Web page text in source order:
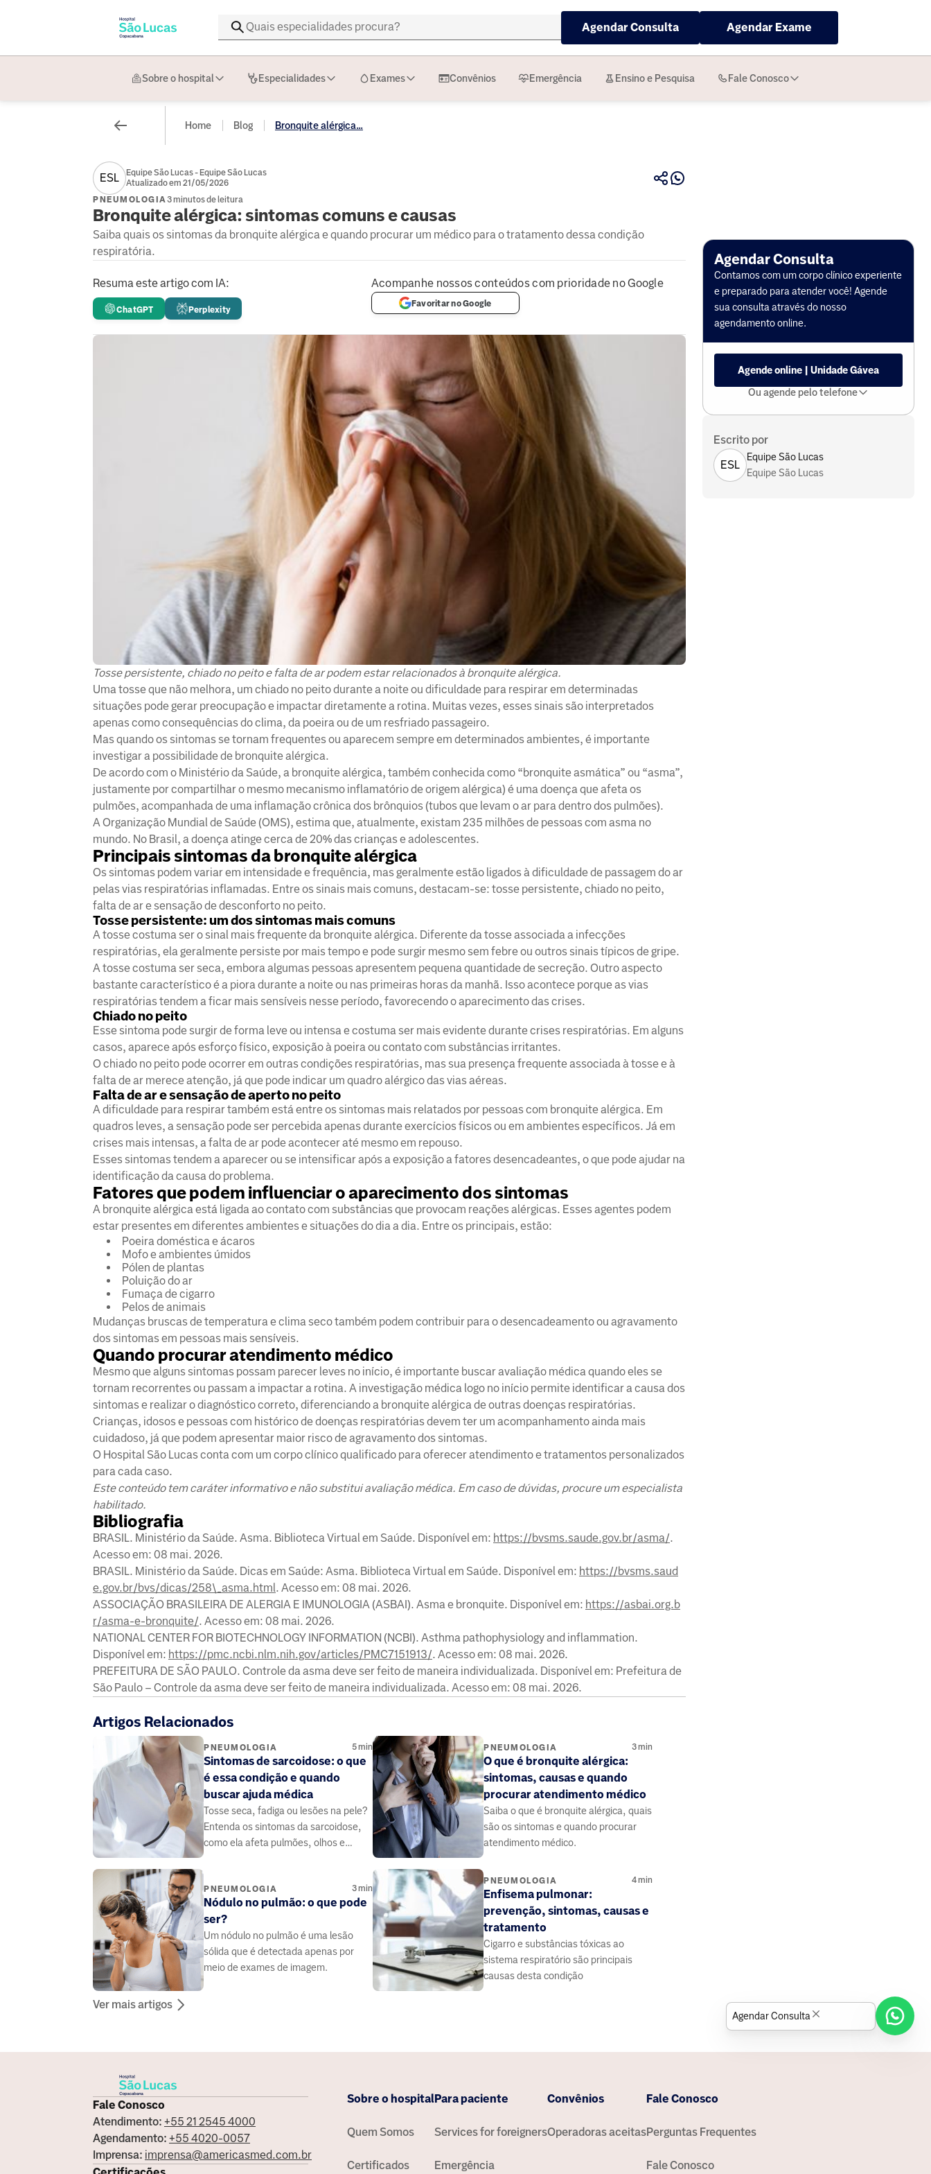
Agendar Consulta Agendar Exame
Sobre o hospital Especialidades Exames Convênios Emergência Ensino e Pesquisa Fale Conosco
Home Blog Bronquite alérgica...
ESL
Equipe São Lucas - Equipe São Lucas
Atualizado em 21/05/2026
PNEUMOLOGIA3 minutos de leitura
Bronquite alérgica: sintomas comuns e causas
Saiba quais os sintomas da bronquite alérgica e quando procurar um médico para o tratamento dessa condição
respiratória.
Resuma este artigo com IA:
ChatGPT Perplexity
Acompanhe nossos conteúdos com prioridade no Google
Favoritar no Google
Tosse persistente, chiado no peito e falta de ar podem estar relacionados à bronquite alérgica.
Uma tosse que não melhora, um chiado no peito durante a noite ou dificuldade para respirar em determinadas
situações pode gerar preocupação e impactar diretamente a rotina. Muitas vezes, esses sinais são interpretados
apenas como consequências do clima, da poeira ou de um resfriado passageiro.
Mas quando os sintomas se tornam frequentes ou aparecem sempre em determinados ambientes, é importante
investigar a possibilidade de bronquite alérgica.
De acordo com o Ministério da Saúde, a bronquite alérgica, também conhecida como “bronquite asmática” ou “asma”,
justamente por compartilhar o mesmo mecanismo inflamatório de origem alérgica) é uma doença que afeta os
pulmões, acompanhada de uma inflamação crônica dos brônquios (tubos que levam o ar para dentro dos pulmões).
A Organização Mundial de Saúde (OMS), estima que, atualmente, existam 235 milhões de pessoas com asma no
mundo. No Brasil, a doença atinge cerca de 20% das crianças e adolescentes.
Principais sintomas da bronquite alérgica
Os sintomas podem variar em intensidade e frequência, mas geralmente estão ligados à dificuldade de passagem do ar
pelas vias respiratórias inflamadas. Entre os sinais mais comuns, destacam-se: tosse persistente, chiado no peito,
falta de ar e sensação de desconforto no peito.
Tosse persistente: um dos sintomas mais comuns
A tosse costuma ser o sinal mais frequente da bronquite alérgica. Diferente da tosse associada a infecções
respiratórias, ela geralmente persiste por mais tempo e pode surgir mesmo sem febre ou outros sinais típicos de gripe.
A tosse costuma ser seca, embora algumas pessoas apresentem pequena quantidade de secreção. Outro aspecto
bastante característico é a piora durante a noite ou nas primeiras horas da manhã. Isso acontece porque as vias
respiratórias tendem a ficar mais sensíveis nesse período, favorecendo o aparecimento das crises.
Chiado no peito
Esse sintoma pode surgir de forma leve ou intensa e costuma ser mais evidente durante crises respiratórias. Em alguns
casos, aparece após esforço físico, exposição à poeira ou contato com substâncias irritantes.
O chiado no peito pode ocorrer em outras condições respiratórias, mas sua presença frequente associada à tosse e à
falta de ar merece atenção, já que pode indicar um quadro alérgico das vias aéreas.
Falta de ar e sensação de aperto no peito
A dificuldade para respirar também está entre os sintomas mais relatados por pessoas com bronquite alérgica. Em
quadros leves, a sensação pode ser percebida apenas durante exercícios físicos ou em ambientes específicos. Já em
crises mais intensas, a falta de ar pode acontecer até mesmo em repouso.
Esses sintomas tendem a aparecer ou se intensificar após a exposição a fatores desencadeantes, o que pode ajudar na
identificação da causa do problema.
Fatores que podem influenciar o aparecimento dos sintomas
A bronquite alérgica está ligada ao contato com substâncias que provocam reações alérgicas. Esses agentes podem
estar presentes em diferentes ambientes e situações do dia a dia. Entre os principais, estão:
Poeira doméstica e ácaros
Mofo e ambientes úmidos
Pólen de plantas
Poluição do ar
Fumaça de cigarro
Pelos de animais
Mudanças bruscas de temperatura e clima seco também podem contribuir para o desencadeamento ou agravamento
dos sintomas em pessoas mais sensíveis.
Quando procurar atendimento médico
Mesmo que alguns sintomas possam parecer leves no início, é importante buscar avaliação médica quando eles se
tornam recorrentes ou passam a impactar a rotina. A investigação médica logo no início permite identificar a causa dos
sintomas e realizar o diagnóstico correto, diferenciando a bronquite alérgica de outras doenças respiratórias.
Crianças, idosos e pessoas com histórico de doenças respiratórias devem ter um acompanhamento ainda mais
cuidadoso, já que podem apresentar maior risco de agravamento dos sintomas.
O Hospital São Lucas conta com um corpo clínico qualificado para oferecer atendimento e tratamentos personalizados
para cada caso.
Este conteúdo tem caráter informativo e não substitui avaliação médica. Em caso de dúvidas, procure um especialista
habilitado.
Bibliografia
BRASIL. Ministério da Saúde. Asma. Biblioteca Virtual em Saúde. Disponível em: https://bvsms.saude.gov.br/asma/.
Acesso em: 08 mai. 2026.
BRASIL. Ministério da Saúde. Dicas em Saúde: Asma. Biblioteca Virtual em Saúde. Disponível em: https://bvsms.saud
e.gov.br/bvs/dicas/258\_asma.html. Acesso em: 08 mai. 2026.
ASSOCIAÇÃO BRASILEIRA DE ALERGIA E IMUNOLOGIA (ASBAI). Asma e bronquite. Disponível em: https://asbai.org.b
r/asma-e-bronquite/. Acesso em: 08 mai. 2026.
NATIONAL CENTER FOR BIOTECHNOLOGY INFORMATION (NCBI). Asthma pathophysiology and inflammation.
Disponível em: https://pmc.ncbi.nlm.nih.gov/articles/PMC7151913/. Acesso em: 08 mai. 2026.
PREFEITURA DE SÃO PAULO. Controle da asma deve ser feito de maneira individualizada. Disponível em: Prefeitura de
São Paulo – Controle da asma deve ser feito de maneira individualizada. Acesso em: 08 mai. 2026.
Artigos Relacionados
PNEUMOLOGIA 5min
Sintomas de sarcoidose: o que
é essa condição e quando
buscar ajuda médica
Tosse seca, fadiga ou lesões na pele?
Entenda os sintomas da sarcoidose,
como ela afeta pulmões, olhos e
PNEUMOLOGIA 3min
O que é bronquite alérgica:
sintomas, causas e quando
procurar atendimento médico
Saiba o que é bronquite alérgica, quais
são os sintomas e quando procurar
atendimento médico.
PNEUMOLOGIA 3min
Nódulo no pulmão: o que pode
ser?
Um nódulo no pulmão é uma lesão
sólida que é detectada apenas por
meio de exames de imagem.
PNEUMOLOGIA 4min
Enfisema pulmonar:
prevenção, sintomas, causas e
tratamento
Cigarro e substâncias tóxicas ao
sistema respiratório são principais
causas desta condição
Ver mais artigos
Agendar Consulta
Contamos com um corpo clínico experiente
e preparado para atender você! Agende
sua consulta através do nosso
agendamento online.
Agende online | Unidade Gávea
Ou agende pelo telefone
Escrito por
ESL
Equipe São Lucas
Equipe São Lucas
Fale Conosco
Atendimento: +55 21 2545 4000
Agendamento: +55 4020-0057
Imprensa: imprensa@americasmed.com.br
Sobre o hospital
Quem Somos
Certificados
Para paciente
Services for foreigners
Emergência
Convênios
Operadoras aceitas
Fale Conosco
Perguntas Frequentes
Fale Conosco
Agendar Consulta